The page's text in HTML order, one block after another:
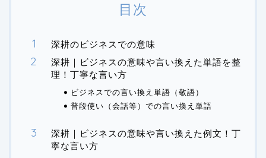
目次
深耕のビジネスでの意味
深耕｜ビジネスの意味や言い換えた単語を整
理！丁寧な言い方
ビジネスでの言い換え単語（敬語）
普段使い（会話等）での言い換え単語
深耕｜ビジネスの意味や言い換えた例文！丁
寧な言い方